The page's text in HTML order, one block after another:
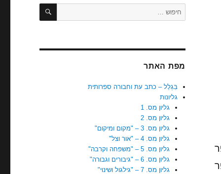
מספר
חיפוש
מפת האתר
בִּגְלַל – כתב עת וחבורה ספרותית
גליונות
גליון מס. 1
גליון מס. 2
גליון מס. 3 – "מקום ומיקום"
גליון מס. 4 – "אור וצל"
גליון מס. 5 – "משפחה וקרבה"
גליון מס. 6 – "גיבורים וגבורה"
גליון מס. 7 – "גילגול ושינוי"